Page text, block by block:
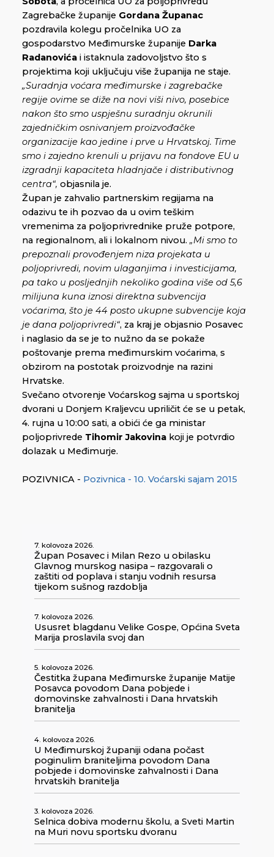
Zagrebačke županije Gordana Županac
pozdravila kolegu pročelnika UO za
gospodarstvo Međimurske županije Darka
Radanovića i istaknula zadovoljstvo što s
projektima koji uključuju više županija ne staje.
„Suradnja voćara međimurske i zagrebačke
regije ovime se diže na novi viši nivo, posebice
nakon što smo uspješnu suradnju okrunili
zajedničkim osnivanjem proizvođačke
organizacije kao jedine i prve u Hrvatskoj. Time
smo i zajedno krenuli u prijavu na fondove EU u
izgradnji kapaciteta hladnjače i distributivnog
centra“, objasnila je.
Župan je zahvalio partnerskim regijama na
odazivu te ih pozvao da u ovim teškim
vremenima za poljoprivrednike pruže potpore,
na regionalnom, ali i lokalnom nivou. „Mi smo to
prepoznali provođenjem niza projekata u
poljoprivredi, novim ulaganjima i investicijama,
pa tako u posljednjih nekoliko godina više od 5,6
milijuna kuna iznosi direktna subvencija
voćarima, što je 44 posto ukupne subvencije koja
je dana poljoprivredi“, za kraj je objasnio Posavec
i naglasio da se je to nužno da se pokaže
poštovanje prema međimurskim voćarima, s
obzirom na postotak proizvodnje na razini
Hrvatske.
Svečano otvorenje Voćarskog sajma u sportskoj
dvorani u Donjem Kraljevcu upriličit će se u petak,
4. rujna u 10:00 sati, a obići će ga ministar
poljoprivrede Tihomir Jakovina koji je potvrdio
dolazak u Međimurje.
POZIVNICA - Pozivnica - 10. Voćarski sajam 2015
7. kolovoza 2026.
Župan Posavec i Milan Rezo u obilasku
Glavnog murskog nasipa – razgovarali o
zaštiti od poplava i stanju vodnih resursa
tijekom sušnog razdoblja
7. kolovoza 2026.
Ususret blagdanu Velike Gospe, Općina Sveta
Marija proslavila svoj dan
5. kolovoza 2026.
Čestitka župana Međimurske županije Matije
Posavca povodom Dana pobjede i
domovinske zahvalnosti i Dana hrvatskih
branitelja
4. kolovoza 2026.
U Međimurskoj županiji odana počast
poginulim braniteljima povodom Dana
pobjede i domovinske zahvalnosti i Dana
hrvatskih branitelja
3. kolovoza 2026.
Selnica dobiva modernu školu, a Sveti Martin
na Muri novu sportsku dvoranu